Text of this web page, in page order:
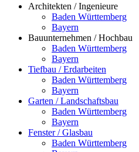
Architekten / Ingenieure
Baden Württemberg
Bayern
Bauunternehmen / Hochbau
Baden Württemberg
Bayern
Tiefbau / Erdarbeiten
Baden Württemberg
Bayern
Garten / Landschaftsbau
Baden Württemberg
Bayern
Fenster / Glasbau
Baden Württemberg